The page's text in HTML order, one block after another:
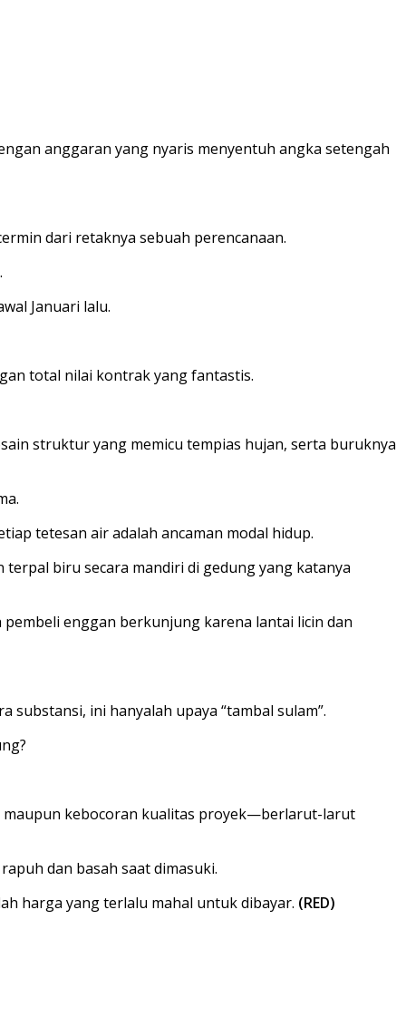
anggaran yang nyaris menyentuh angka setengah
dari retaknya sebuah perencanaan.
Januari lalu.
total nilai kontrak yang fantastis.
struktur yang memicu tempias hujan, serta buruknya
tetesan air adalah ancaman modal hidup.
biru secara mandiri di gedung yang katanya
enggan berkunjung karena lantai licin dan
ini hanyalah upaya “tambal sulam”.
maupun kebocoran kualitas proyek—berlarut-larut
dan basah saat dimasuki.
harga yang terlalu mahal untuk dibayar. (RED)